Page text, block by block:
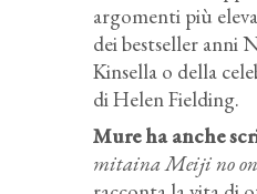
argomenti più
dei bestseller anni
Kinsella o della
di Helen Fielding.
Mure ha anche
mitaina Meiji no